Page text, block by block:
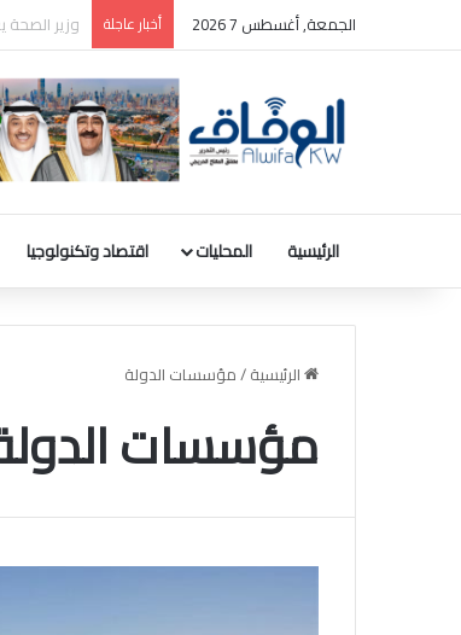
الجمعة, أغسطس 7 2026 أخبار عاجلة بالصور:
الرئيسية المحليات اقتصاد وتكنولوجيا
الرئيسية/مؤسسات الدولة
مؤسسات